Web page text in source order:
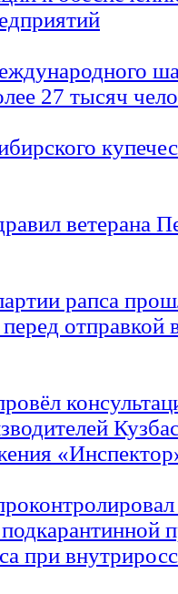
27 тысяч
ветерана
рапса
отправкой
при